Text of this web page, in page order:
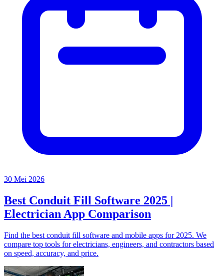
30 Mei 2026
Best Conduit Fill Software 2025 |
Electrician App Comparison
Find the best conduit fill software and mobile apps for 2025. We
compare top tools for electricians, engineers, and contractors based
on speed, accuracy, and price.